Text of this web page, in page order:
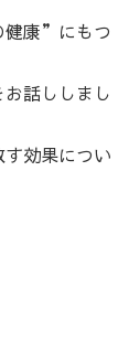
健康”にもつ
話ししまし
効果につい